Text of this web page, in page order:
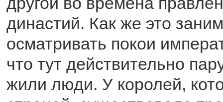
династий. Как же это
осматривать покои
что тут действительно
жили люди. У королей,